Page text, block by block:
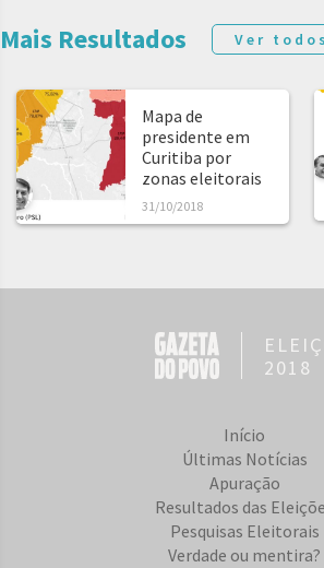
Mais Resultados Ver
Mapa de
presidente em
Curitiba por
zonas eleitorais
31/10/2018
2018
Início
Últimas Notícias
Apuração
Resultados das
Pesquisas Eleitorais
Verdade ou mentira?